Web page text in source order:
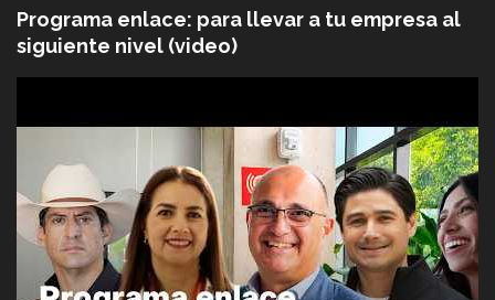
Programa enlace: para llevar a tu empresa al
siguiente nivel (video)